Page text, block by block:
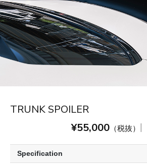
TRUNK SPOILER
¥55,000 （税抜）
Specification